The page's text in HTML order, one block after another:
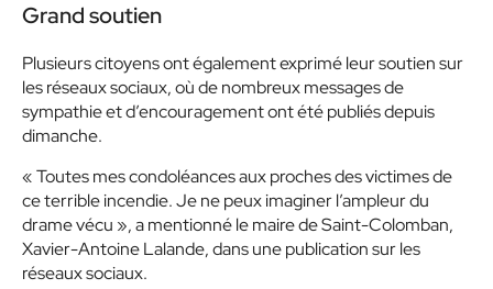
Grand soutien
Plusieurs citoyens ont également exprimé leur soutien sur
les réseaux sociaux, où de nombreux messages de
sympathie et d’encouragement ont été publiés depuis
dimanche.
« Toutes mes condoléances aux proches des victimes de
ce terrible incendie. Je ne peux imaginer l’ampleur du
drame vécu », a mentionné le maire de Saint-Colomban,
Xavier-Antoine Lalande, dans une publication sur les
réseaux sociaux.